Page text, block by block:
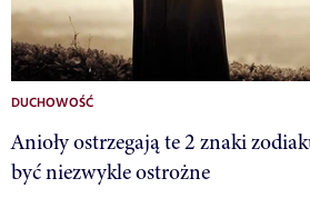
DUCHOWOŚĆ
Anioły ostrzegają te 2 znaki
być niezwykle ostrożne